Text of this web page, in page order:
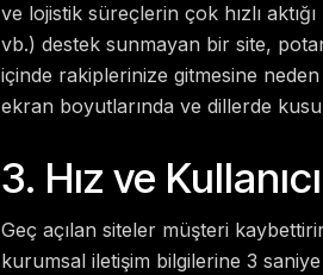
ve lojistik süreçlerin çok hızlı
vb.) destek sunmayan bir site,
içinde rakiplerinize gitmesine
ekran boyutlarında ve dillerde
3. Hız ve
Geç açılan siteler müşteri
kurumsal iletişim bilgilerine 3